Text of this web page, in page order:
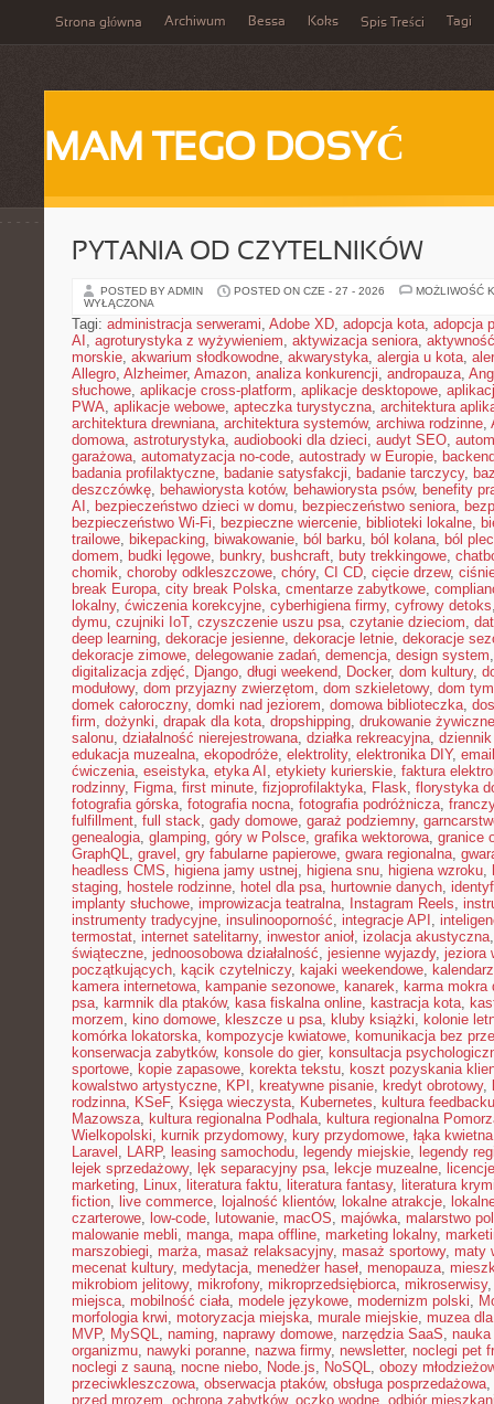
Strona główna Archiwum Bessa Koks Spis Treści Tagi
MAM TEGO DOSYĆ
PYTANIA OD CZYTELNIKÓW
POSTED BY ADMIN POSTED ON CZE - 27 - 2026
MOŻLIWOŚĆ
WYŁĄCZONA
Tagi: administracja serwerami, Adobe XD, adopcja kota, adopcja
AI , agroturystyka z wyżywieniem, aktywizacja seniora,
morskie, akwarium słodkowodne, akwarystyka, alergia u kota,
Allegro, Alzheimer, Amazon, analiza konkurencji, andropauza,
słuchowe, aplikacje cross-platform, aplikacje desktopowe,
PWA, aplikacje webowe, apteczka turystyczna, architektura
architektura drewniana, architektura systemów, archiwa rodzinne,
domowa, astroturystyka, audiobooki dla dzieci, audyt SEO,
garażowa, automatyzacja no-code, autostrady w Europie,
badania profilaktyczne, badanie satysfakcji, badanie tarczycy,
deszczówkę, behawiorysta kotów, behawiorysta psów, benefity
AI , bezpieczeństwo dzieci w domu, bezpieczeństwo seniora,
bezpieczeństwo Wi-Fi, bezpieczne wiercenie, biblioteki lokalne,
trailowe, bikepacking, biwakowanie, ból barku, ból kolana, ból
domem, budki lęgowe, bunkry, bushcraft, buty trekkingowe,
chomik, choroby odkleszczowe, chóry, CI CD, cięcie drzew,
break Europa, city break Polska, cmentarze zabytkowe,
lokalny, ćwiczenia korekcyjne, cyberhigiena firmy, cyfrowy detoks
dymu, czujniki IoT, czyszczenie uszu psa, czytanie dzieciom,
deep learning, dekoracje jesienne, dekoracje letnie, dekoracje
dekoracje zimowe, delegowanie zadań, demencja, design system
digitalizacja zdjęć, Django, długi weekend, Docker, dom kultury,
modułowy, dom przyjazny zwierzętom, dom szkieletowy, dom
domek całoroczny, domki nad jeziorem, domowa biblioteczka,
firm, dożynki, drapak dla kota, dropshipping, drukowanie żywiczne
salonu, działalność nierejestrowana, działka rekreacyjna,
edukacja muzealna, ekopodróże, elektrolity, elektronika DIY,
ćwiczenia, eseistyka, etyka AI , etykiety kurierskie, faktura
rodzinny, Figma, first minute, fizjoprofilaktyka, Flask, florystyka
fotografia górska, fotografia nocna, fotografia podróżnicza,
fulfillment, full stack, gady domowe, garaż podziemny,
genealogia, glamping, góry w Polsce, grafika wektorowa, granice
GraphQL, gravel , gry fabularne papierowe, gwara regionalna,
headless CMS, higiena jamy ustnej, higiena snu, higiena wzroku,
staging, hostele rodzinne, hotel dla psa, hurtownie danych,
implanty słuchowe, improwizacja teatralna, Instagram Reels,
instrumenty tradycyjne, insulinooporność, integracje API ,
termostat, internet satelitarny, inwestor anioł, izolacja akustyczna
świąteczne, jednoosobowa działalność, jesienne wyjazdy, jeziora
początkujących, kącik czytelniczy, kajaki weekendowe,
kamera internetowa, kampanie sezonowe, kanarek, karma mokra
psa, karmnik dla ptaków, kasa fiskalna online, kastracja kota,
morzem, kino domowe, kleszcze u psa, kluby książki, kolonie
komórka lokatorska, kompozycje kwiatowe, komunikacja bez
konserwacja zabytków, konsole do gier, konsultacja
sportowe, kopie zapasowe, korekta tekstu, koszt pozyskania
kowalstwo artystyczne, KPI , kreatywne pisanie, kredyt obrotowy,
rodzinna, KSeF, Księga wieczysta, Kubernetes, kultura feedbacku
Mazowsza, kultura regionalna Podhala, kultura regionalna
Wielkopolski, kurnik przydomowy, kury przydomowe, łąka kwietna
Laravel , LARP, leasing samochodu, legendy miejskie, legendy
lejek sprzedażowy, lęk separacyjny psa, lekcje muzealne, licencje
marketing, Linux, literatura faktu, literatura fantasy, literatura
fiction, live commerce, lojalność klientów, lokalne atrakcje,
czarterowe, low-code, lutowanie, macOS, majówka, malarstwo
malowanie mebli, manga, mapa offline, marketing lokalny,
marszobiegi, marża, masaż relaksacyjny, masaż sportowy, maty
mecenat kultury, medytacja, menedżer haseł, menopauza,
mikrobiom jelitowy, mikrofony, mikroprzedsiębiorca, mikroserwisy
miejsca, mobilność ciała, modele językowe, modernizm polski,
morfologia krwi, motoryzacja miejska, murale miejskie, muzea
MVP, MySQL, naming, naprawy domowe, narzędzia SaaS, nauka
organizmu, nawyki poranne, nazwa firmy, newsletter, noclegi pet
noclegi z sauną, nocne niebo, Node.js, NoSQL, obozy
przeciwkleszczowa, obserwacja ptaków, obsługa posprzedażowa,
przed mrozem, ochrona zabytków, oczko wodne, odbiór